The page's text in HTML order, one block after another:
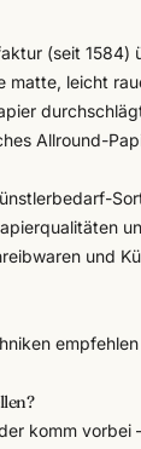
(seit 1584)
matte, leicht
Allround-
-
und
komm vorbei